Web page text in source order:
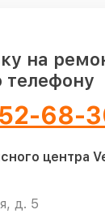
на
телефону
68-
центра
д. 5